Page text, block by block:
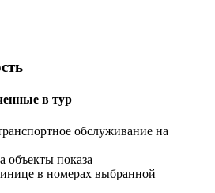
в тур
обслуживание на
объекты показа
в номерах выбранной